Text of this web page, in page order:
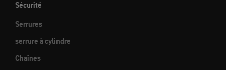
Sécurité
Serrures
serrure à cylindre
Chaînes